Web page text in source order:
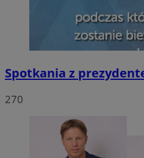
Spotkania z
270